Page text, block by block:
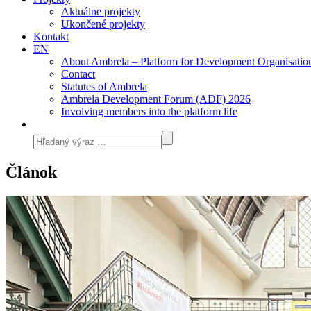
Aktuálne projekty
Ukončené projekty
Kontakt
EN
About Ambrela – Platform for Development
Contact
Statutes of Ambrela
Ambrela Development Forum (ADF) 2026
Involving members into the platform life
Článok